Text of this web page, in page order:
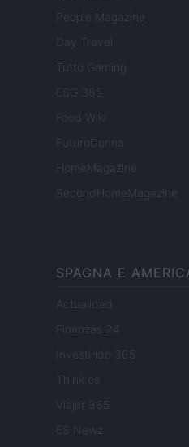
People Magazine
Day Travel
Tutto Gaming
ESG 365
Food Wiki
FuturoDonna
HomeMagazine
SecondHomeMagazine
SPAGNA E
Actualidad
Finanzas 24
Investindo 365
Think.es
Viajar 365
ES Newz